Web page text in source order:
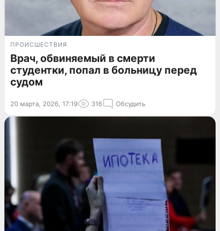
ПРОИСШЕСТВИЯ
Врач, обвиняемый в смерти
студентки, попал в больницу перед
судом
20 марта, 2026, 17:19 316 Обсудить